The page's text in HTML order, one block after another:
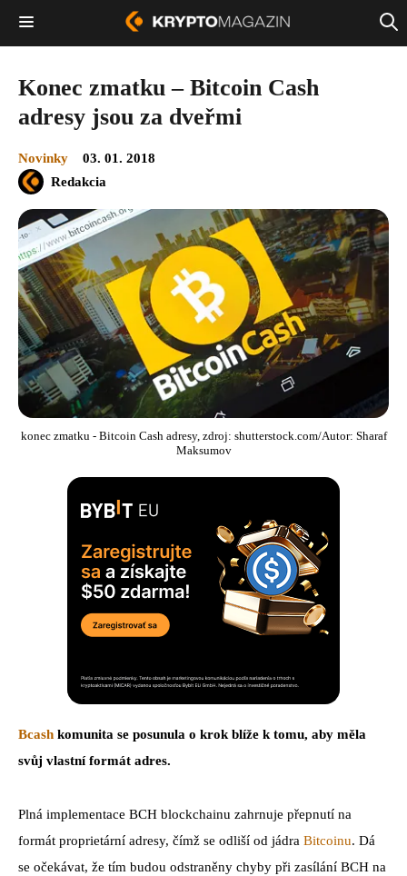
Konec zmatku – Bitcoin Cash
adresy jsou za dveřmi
Novinky
03. 01. 2018
Redakcia
konec zmatku - Bitcoin Cash adresy, zdroj: shutterstock.com/Autor: Sharaf
Maksumov
Bcash komunita se posunula o krok blíže k tomu, aby měla
svůj vlastní formát adres.
Plná implementace BCH blockchainu zahrnuje přepnutí na
formát proprietární adresy, čímž se odliší od jádra Bitcoinu. Dá
se očekávat, že tím budou odstraněny chyby při zasílání BCH na